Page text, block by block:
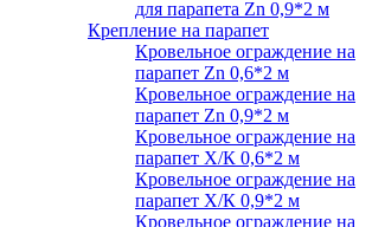
для парапета Zn 0,9*2 м
Крепление на парапет
Кровельное ограждение на
парапет Zn 0,6*2 м
Кровельное ограждение на
парапет Zn 0,9*2 м
Кровельное ограждение на
парапет Х/К 0,6*2 м
Кровельное ограждение на
парапет Х/К 0,9*2 м
Кровельное ограждение на